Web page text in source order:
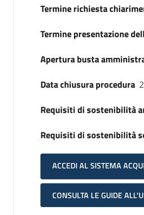
Termine richiesta
Termine presentazione
Apertura busta
Data chiusura procedura
Requisiti di sostenibilità
Requisiti di sostenibilità
ACCEDI AL SISTEMA
CONSULTA LE GUIDE